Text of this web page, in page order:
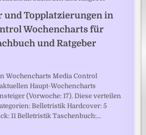
und Topplatzierungen in
Wochencharts für
und Ratgeber
Wochencharts Media Control
Haupt-Wochencharts
(Vorwoche: 17). Diese verteilen
Belletristik Hardcover: 5
11 Belletristik Taschenbuch:…